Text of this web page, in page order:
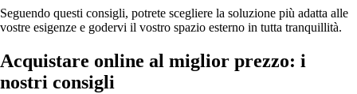
Seguendo questi consigli, potrete scegliere la soluzione più adatta alle
vostre esigenze e godervi il vostro spazio esterno in tutta tranquillità.
Acquistare online al miglior prezzo: i
nostri consigli